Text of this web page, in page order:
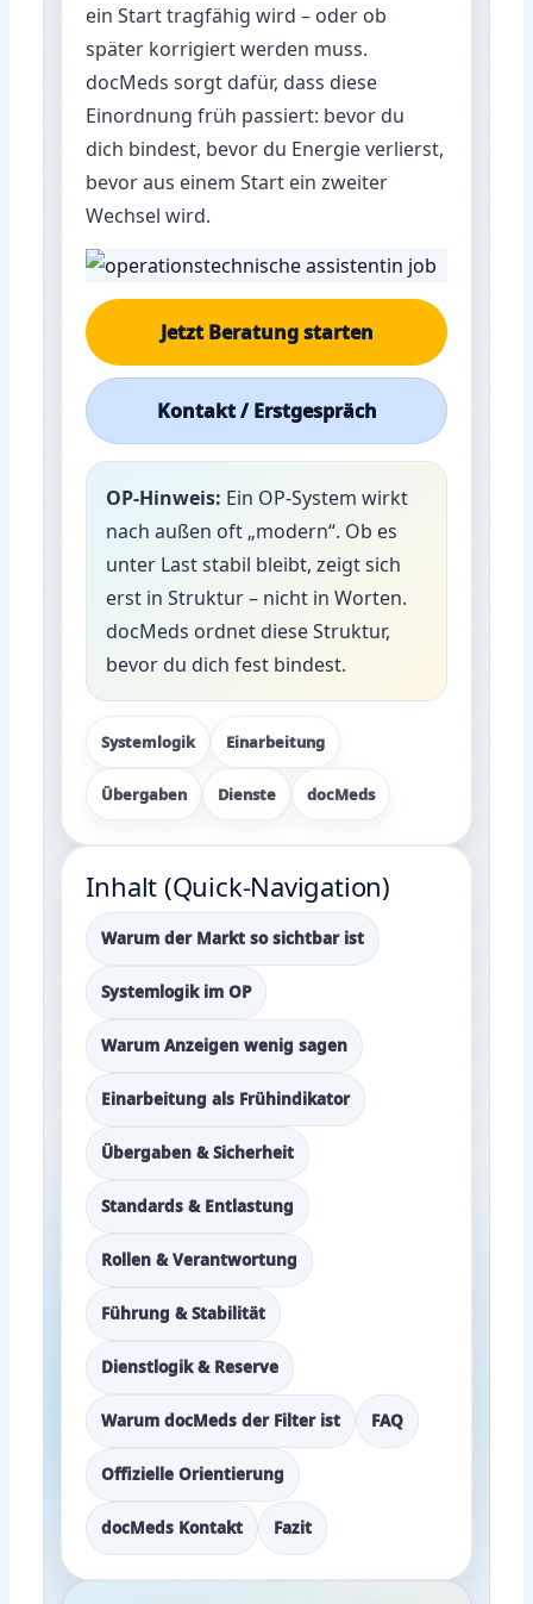
ein Start tragfähig wird – oder ob
später korrigiert werden muss.
docMeds sorgt dafür, dass diese
Einordnung früh passiert: bevor du
dich bindest, bevor du Energie verlierst,
bevor aus einem Start ein zweiter
Wechsel wird.
Jetzt Beratung starten
Kontakt / Erstgespräch
OP-Hinweis: Ein OP-System wirkt
nach außen oft „modern“. Ob es
unter Last stabil bleibt, zeigt sich
erst in Struktur – nicht in Worten.
docMeds ordnet diese Struktur,
bevor du dich fest bindest.
Systemlogik Einarbeitung
Übergaben Dienste docMeds
Inhalt (Quick-Navigation)
Warum der Markt so sichtbar ist
Systemlogik im OP
Warum Anzeigen wenig sagen
Einarbeitung als Frühindikator
Übergaben & Sicherheit
Standards & Entlastung
Rollen & Verantwortung
Führung & Stabilität
Dienstlogik & Reserve
Warum docMeds der Filter ist FAQ
Offizielle Orientierung
docMeds Kontakt Fazit